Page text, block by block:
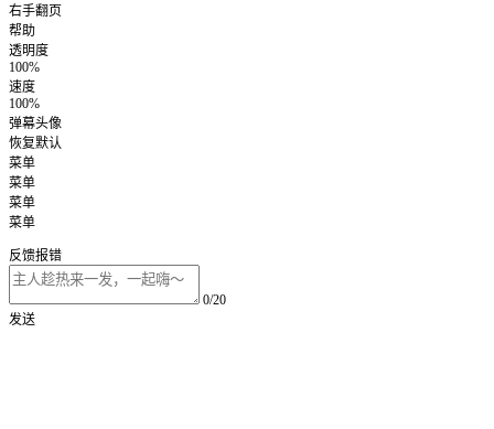
右手翻页
帮助
透明度
100%
速度
100%
弹幕头像
恢复默认
菜单
菜单
菜单
菜单
反馈报错
0/20
发送